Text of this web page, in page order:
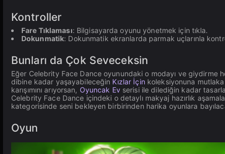
Kontroller
Fare Tıklaması: Bilgisayarda oyunu yönetmek için tıkla.
Dokunmatik: Dokunmatik ekranlarda parmak uçlarınla
Bunları da Çok Seveceksin
Eğer Celebrity Face Dance oyunundaki o modayı ve giydirme
dibine kadar yaşayabileceğin Kızlar İçin koleksiyonuna mutlaka
karışımını arıyorsan, Oyuncak Evserisi ile dilediğin kadar
Celebrity Face Dance içindeki o detaylı makyaj hazırlık
kategorisinde seni bekleyen birbirinden harika oyunlara
Oyun